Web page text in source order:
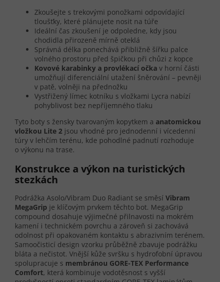
Zkoušejte s trekovými ponožkami odpovídající
tloušťky, které plánujete nosit na túře
Ideální čas zkoušení je odpoledne, kdy jsou
chodidla přirozeně mírně oteklá
Správná délka ponechává přibližně šířku palce
volného prostoru před špičkou při chůzi z kopce
Kovové karabinky a provlékací očka v horní části
umožňují diferenciální utažení šněrování – pevněji
v patě, volněji na přednožku
Vystřižený límec kotníku s vložkami Lycra nabízí
pohyblivost bez nepříjemného tlaku
Tyto boty s žensky tvarovaným kopytkem a anatomickou
vložkou Lite 2 jsou vhodné pro jednodenní i vícedenní
túry v lehčím terénu, kde pohodlné padnutí rozhoduje
o výkonu na trase.
Konstrukce a výkon na turistických
stezkách
Podrážka Asolo/Vibram Duo Radiant se směsí Vibram
MegaGrip je klíčovým prvkem těchto bot. MegaGrip
compound dosahuje výjimečné přilnavosti na mokrém
kamení i technickém povrchu a zároveň si zachovává
odolnost při opakovaném kontaktu s abrazivním terénem.
Samoočisticí design vzorku průběžně zbavuje podrážku
bláta a nečistot. Vnější kůže svršku s hydrofobní úpravou
spolupracuje s membránou GORE-TEX Performance
Comfort, která kombinuje vodotěsnost s vyšší